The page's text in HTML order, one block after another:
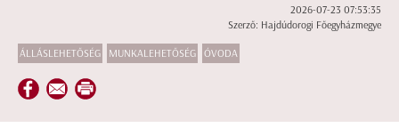
2026-07-23 07:53:35
Szerző: Hajdúdorogi Főegyházmegye
ÁLLÁSLEHETŐSÉG MUNKALEHETŐSÉG ÓVODA